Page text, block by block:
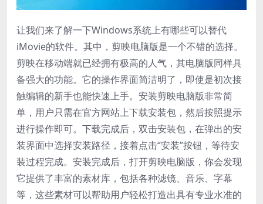
让我们来了解一下Windows系统上有哪些可以替代
iMovie的软件。其中，剪映电脑版是一个不错的选择。
剪映在移动端就已经拥有极高的人气，其电脑版同样具
备强大的功能。它的操作界面简洁明了，即使是初次接
触编辑的新手也能快速上手。安装剪映电脑版非常简
单，用户只需在官方网站上下载安装包，然后按照提示
进行操作即可。下载完成后，双击安装包，在弹出的安
装界面中选择安装路径，接着点击“安装”按钮，等待安
装过程完成。安装完成后，打开剪映电脑版，你会发现
它提供了丰富的素材库，包括各种滤镜、音乐、字幕
等，这些素材可以帮助用户轻松打造出具有专业水准的